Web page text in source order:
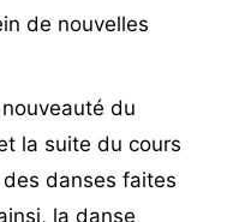
de nouvelles
du
la suite du cours
danses faites
la danse